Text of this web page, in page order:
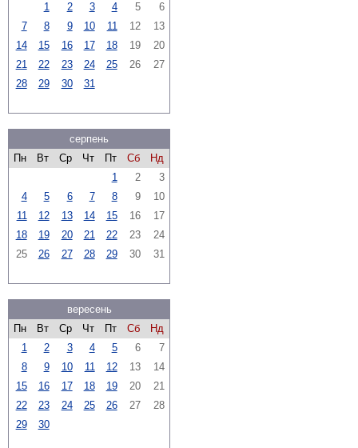
1
2 3 4 5
6
7
8 9 10 11 12
13
14
15 16 17 18 19
20
21
22 23 24 25 26
27
28
29 30 31
серпень
Пн
Вт Ср Чт Пт Сб
Нд
1
2
3
4
5 6 7 8 9
10
11
12 13 14 15 16
17
18
19 20 21 22 23
24
25
26 27 28 29 30 31
вересень
Пн
Вт Ср Чт Пт Сб
Нд
1
2 3 4 5 6
7
8
9 10 11 12 13
14
15
16 17 18 19 20
21
22
23 24 25 26 27
28
29
30